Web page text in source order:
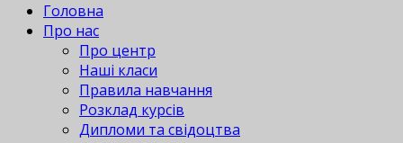
Головна
Про нас
Про центр
Наші класи
Правила навчання
Розклад курсів
Дипломи та свідоцтва